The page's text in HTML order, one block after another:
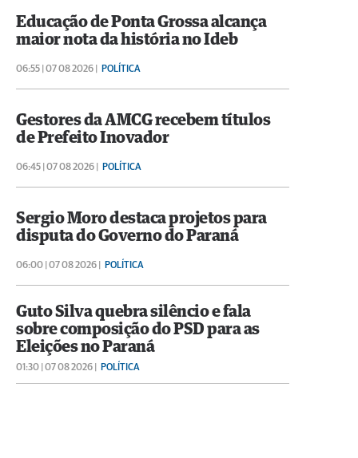
Educação de Ponta Grossa alcança
maior nota da história no Ideb
06:55 | 07 08 2026 | POLÍTICA
Gestores da AMCG recebem títulos
de Prefeito Inovador
06:45 | 07 08 2026 | POLÍTICA
Sergio Moro destaca projetos para
disputa do Governo do Paraná
06:00 | 07 08 2026 | POLÍTICA
Guto Silva quebra silêncio e fala
sobre composição do PSD para as
Eleições no Paraná
01:30 | 07 08 2026 | POLÍTICA